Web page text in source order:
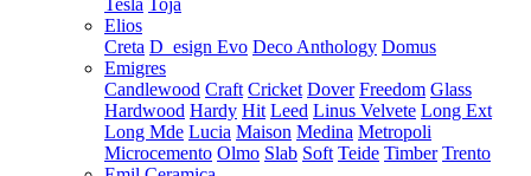
Tesla Toja
Elios
Creta D_esign Evo Deco Anthology Domus
Emigres
Candlewood Craft Cricket Dover Freedom Glass
Hardwood Hardy Hit Leed Linus Velvete Long Ext
Long Mde Lucia Maison Medina Metropoli
Microcemento Olmo Slab Soft Teide Timber Trento